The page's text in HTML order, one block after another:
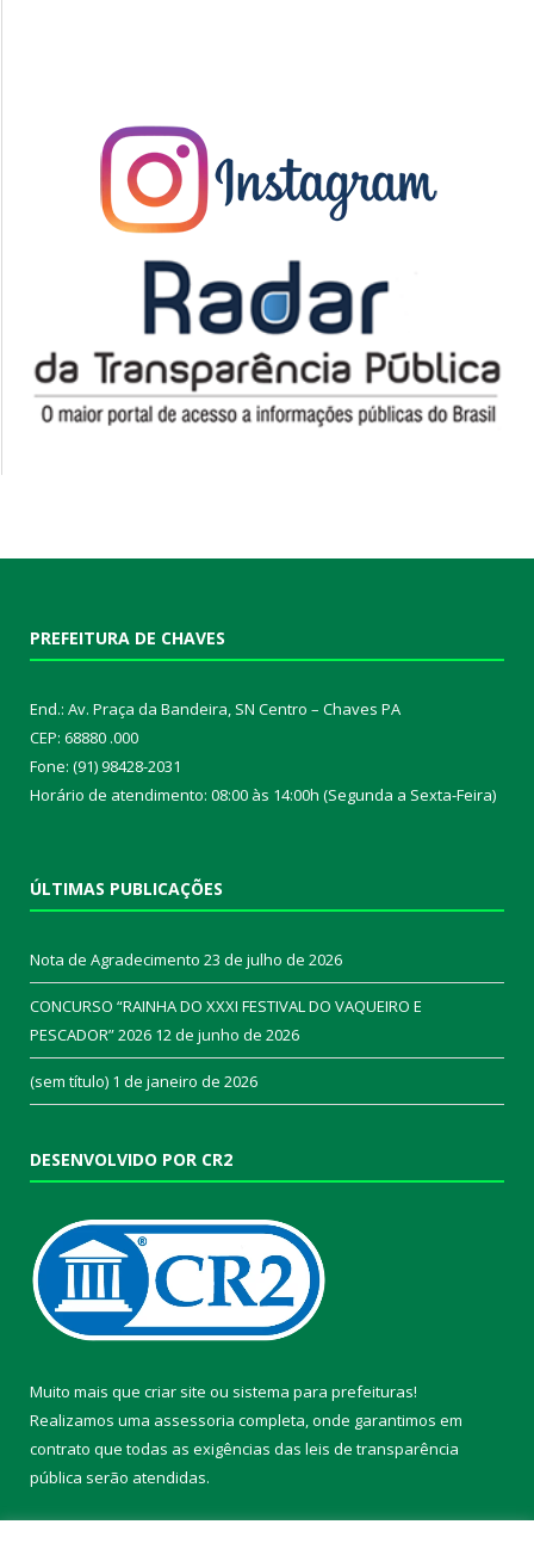
PREFEITURA DE CHAVES
End.: Av. Praça da Bandeira, SN Centro – Chaves PA
CEP: 68880 .000
Fone: (91) 98428-2031
Horário de atendimento: 08:00 às 14:00h (Segunda a Sexta-Feira)
ÚLTIMAS PUBLICAÇÕES
Nota de Agradecimento 23 de julho de 2026
CONCURSO “RAINHA DO XXXI FESTIVAL DO VAQUEIRO E
PESCADOR” 2026 12 de junho de 2026
(sem título) 1 de janeiro de 2026
DESENVOLVIDO POR CR2
Muito mais que criar site ou sistema para prefeituras!
Realizamos uma assessoria completa, onde garantimos em
contrato que todas as exigências das leis de transparência
pública serão atendidas.